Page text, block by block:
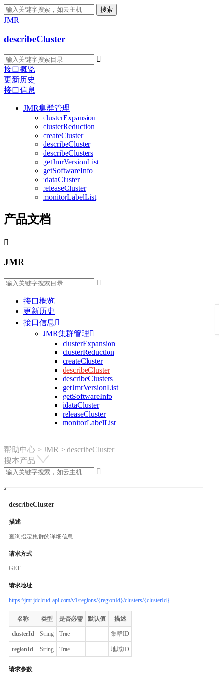
搜索
JMR
describeCluster

接口概览
更新历史
接口信息
JMR集群管理
clusterExpansion
clusterReduction
createCluster
describeCluster
describeClusters
getJmrVersionList
getSoftwareInfo
idataCluster
releaseCluster
monitorLabelList
产品文档

JMR

接口概览
更新历史
接口信息 
JMR集群管理
clusterExpansion
clusterReduction
createCluster
describeCluster
describeClusters
getJmrVersionList
getSoftwareInfo
idataCluster
releaseCluster
monitorLabelList
帮助中心 > JMR > describeCluster
搜本产品

describeCluster
描述
查询指定集群的详细信息
请求方式
GET
请求地址
https://jmr.jdcloud-api.com/v1/regions/{regionId}/clusters/{clusterId}
名称 类型 是否必需 默认值 描述
clusterId String True 集群ID
regionId String True 地域ID
请求参数